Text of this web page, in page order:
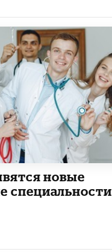
новые
специальности